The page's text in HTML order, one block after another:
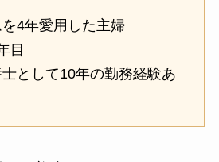
4年愛用した主婦
目
として10年の勤務経験あ